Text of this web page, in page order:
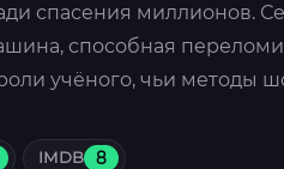
спасения миллионов.
способная
учёного, чьи методы
IMDB 8